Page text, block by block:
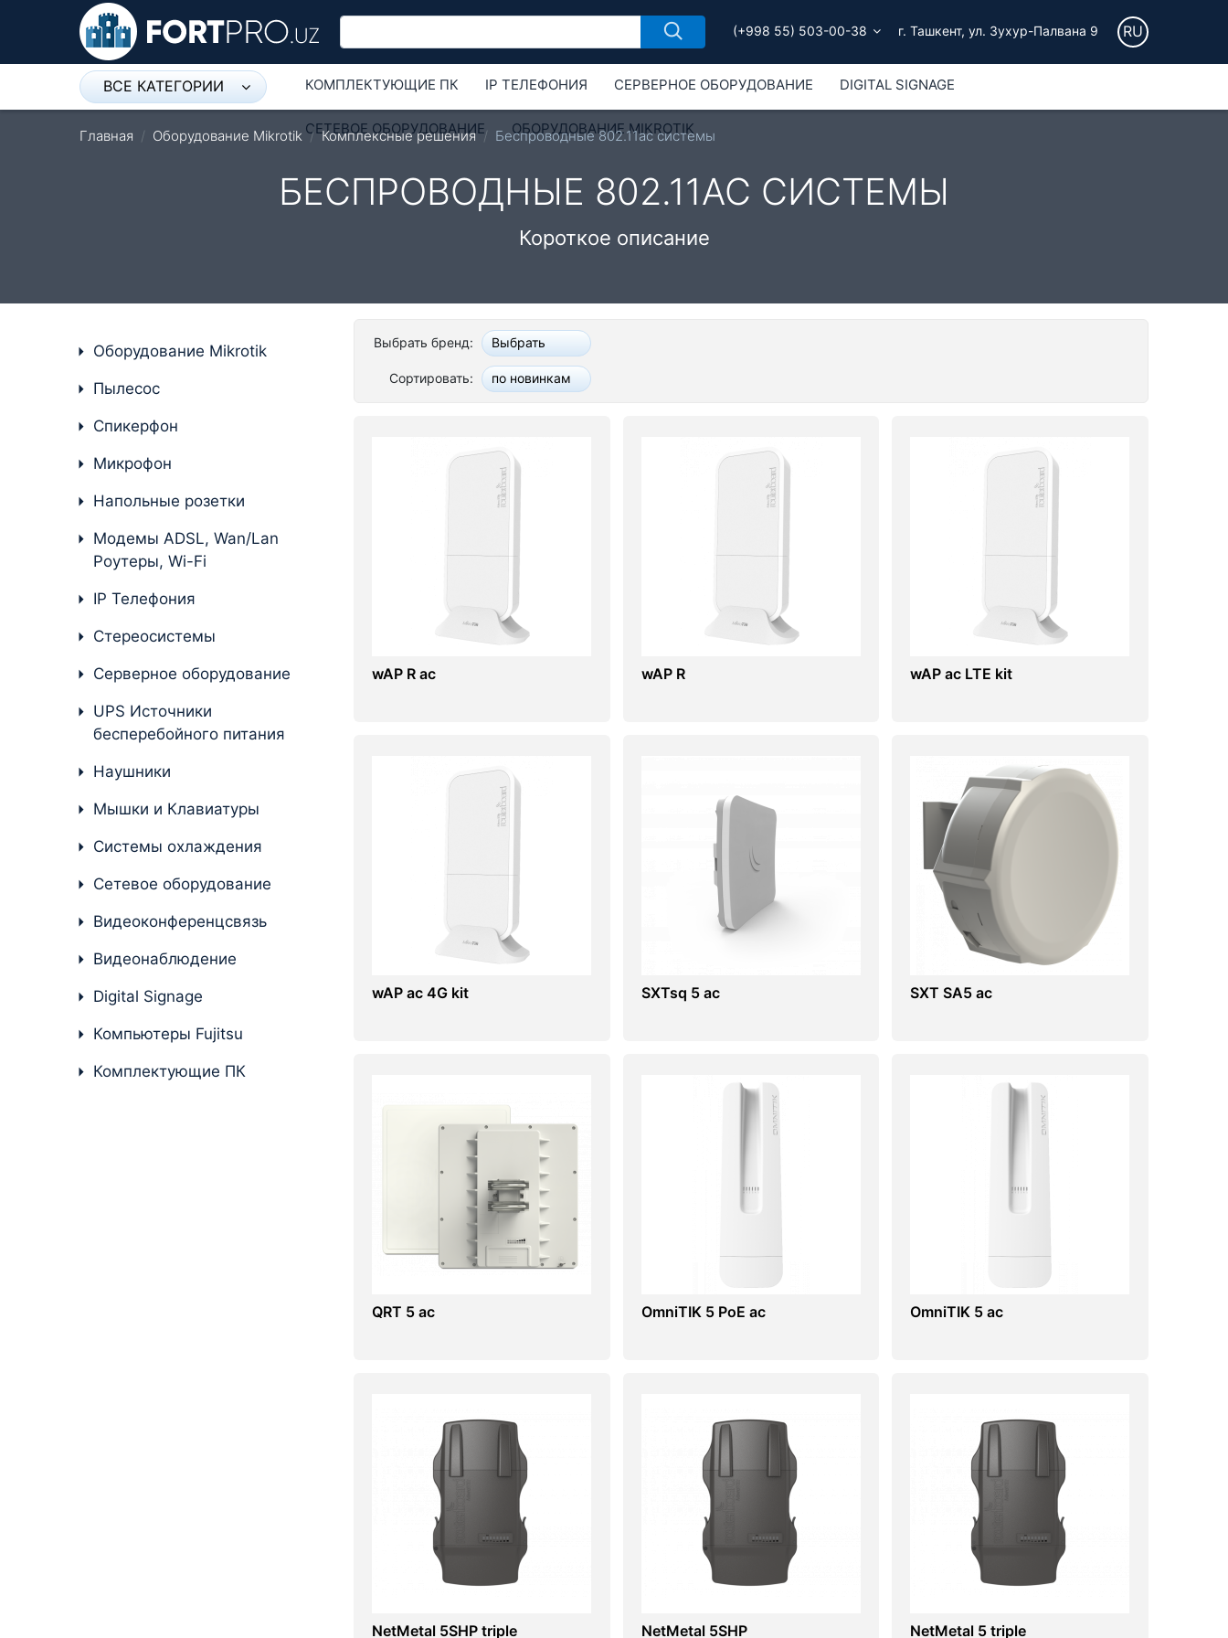
(+998 55) 503-00-38 г. Ташкент, ул. Зухур-Палвана 9 RU
ВСЕ КАТЕГОРИИ
бесперебойного питания
Мышки и Клавиатуры
Digital Signage
Видеонаблюдение
Компьютеры Fujitsu
Комплектующие ПК
КОМПЛЕКТУЮЩИЕ ПК IP ТЕЛЕФОНИЯ СЕРВЕРНОЕ ОБОРУДОВАНИЕ DIGITAL SIGNAGE
СЕТЕВОЕ ОБОРУДОВАНИЕ ОБОРУДОВАНИЕ MIKROTIK
Главная Оборудование Mikrotik Комплексные решения Беспроводные 802.11ac системы
БЕСПРОВОДНЫЕ 802.11AC СИСТЕМЫ
Короткое описание
Выбрать бренд: Выбрать
Сортировать: по новинкам
wAP R ac wAP R wAP ac LTE kit
wAP ac 4G kit SXTsq 5 ac SXT SA5 ac
QRT 5 ac OmniTIK 5 PoE ac OmniTIK 5 ac
NetMetal 5SHP triple NetMetal 5SHP NetMetal 5 triple
Оборудование Mikrotik
Пылесос
Спикерфон
Микрофон
Напольные розетки
Модемы ADSL, Wan/Lan
Роутеры, Wi-Fi
IP Телефония
Стереосистемы
Серверное оборудование
UPS Источники
бесперебойного питания
Наушники
Мышки и Клавиатуры
Системы охлаждения
Сетевое оборудование
Видеоконференцсвязь
Видеонаблюдение
Digital Signage
Компьютеры Fujitsu
Комплектующие ПК